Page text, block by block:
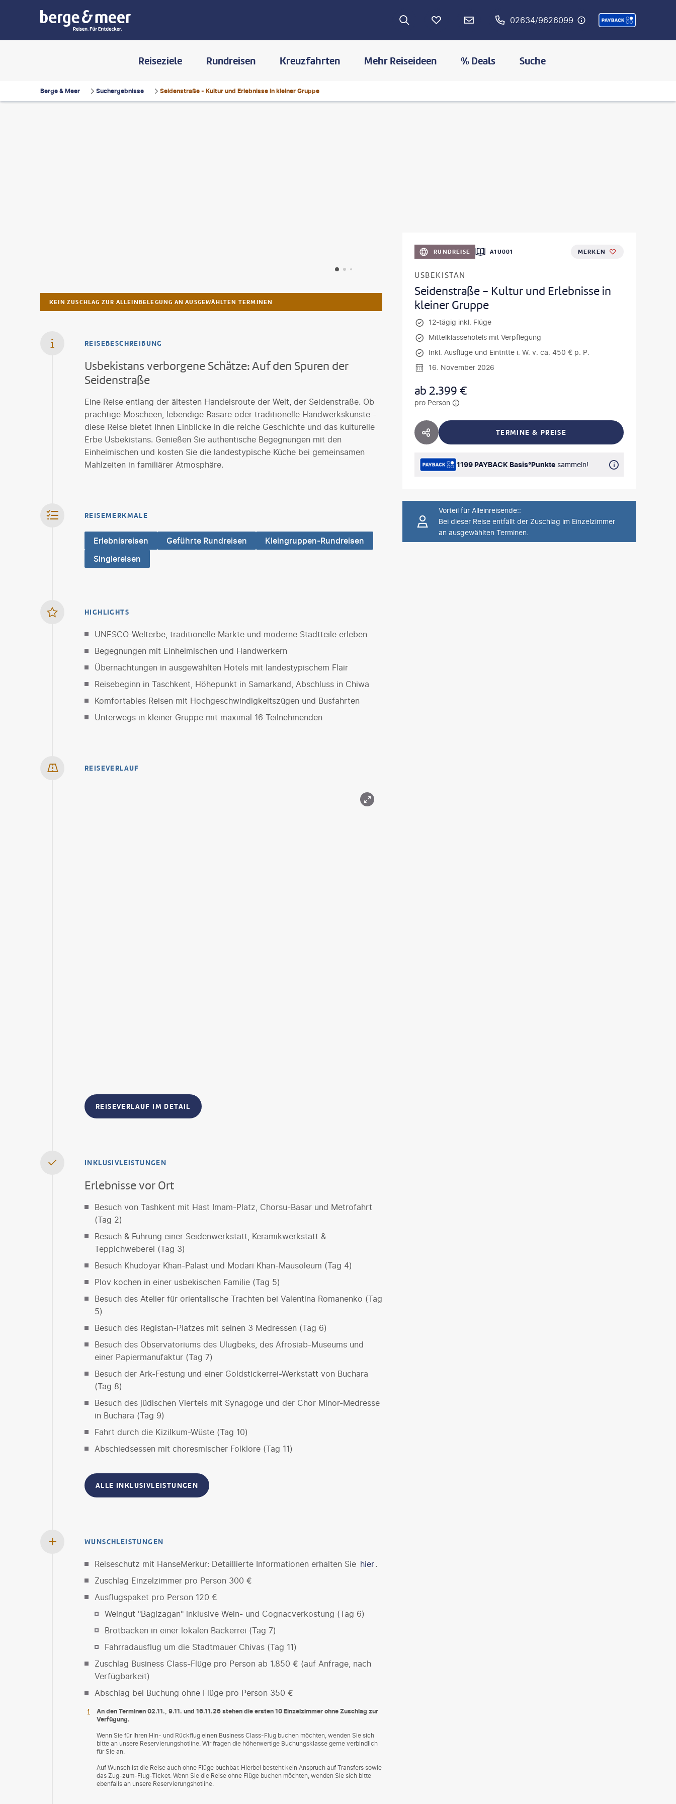
02634/9626099
Reiseziele Rundreisen Kreuzfahrten Mehr Reiseideen % Deals Suche
Berge & Meer Suchergebnisse Seidenstraße - Kultur und Erlebnisse in kleiner Gruppe
RUNDREISE A1U001 MERKEN
USBEKISTAN
Seidenstraße - Kultur und Erlebnisse in
kleiner Gruppe
12-tägig inkl. Flüge
Mittelklassehotels mit Verpflegung
Inkl. Ausflüge und Eintritte i. W. v. ca. 450 € p. P.
16. November 2026
ab2.399 €
pro Person
HOTEL TEILEN TERMINE & PREISE
1199 PAYBACK Basis°Punkte sammeln!
Vorteil für Alleinreisende::
Bei dieser Reise entfällt der Zuschlag im Einzelzimmer
an ausgewählten Terminen.
KEIN ZUSCHLAG ZUR ALLEINBELEGUNG AN AUSGEWÄHLTEN TERMINEN
REISEBESCHREIBUNG
Usbekistans verborgene Schätze: Auf den Spuren der
Seidenstraße
Eine Reise entlang der ältesten Handelsroute der Welt, der Seidenstraße. Ob
prächtige Moscheen, lebendige Basare oder traditionelle Handwerkskünste -
diese Reise bietet Ihnen Einblicke in die reiche Geschichte und das kulturelle
Erbe Usbekistans. Genießen Sie authentische Begegnungen mit den
Einheimischen und kosten Sie die landestypische Küche bei gemeinsamen
Mahlzeiten in familiärer Atmosphäre.
REISEMERKMALE
Erlebnisreisen Geführte Rundreisen
Kleingruppen-Rundreisen
Singlereisen
HIGHLIGHTS
UNESCO-Welterbe, traditionelle Märkte und moderne Stadtteile erleben
Begegnungen mit Einheimischen und Handwerkern
Übernachtungen in ausgewählten Hotels mit landestypischem Flair
Reisebeginn in Taschkent, Höhepunkt in Samarkand, Abschluss in Chiwa
Komfortables Reisen mit Hochgeschwindigkeitszügen und Busfahrten
Unterwegs in kleiner Gruppe mit maximal 16 Teilnehmenden
REISEVERLAUF
REISEVERLAUF IM DETAIL
INKLUSIVLEISTUNGEN
Erlebnisse vor Ort
Besuch von Tashkent mit Hast Imam-Platz, Chorsu-Basar und Metrofahrt
(Tag 2)
Besuch & Führung einer Seidenwerkstatt, Keramikwerkstatt &
Teppichweberei (Tag 3)
Besuch Khudoyar Khan-Palast und Modari Khan-Mausoleum (Tag 4)
Plov kochen in einer usbekischen Familie (Tag 5)
Besuch des Atelier für orientalische Trachten bei Valentina Romanenko (Tag
5)
Besuch des Registan-Platzes mit seinen 3 Medressen (Tag 6)
Besuch des Observatoriums des Ulugbeks, des Afrosiab-Museums und
einer Papiermanufaktur (Tag 7)
Besuch der Ark-Festung und einer Goldstickerrei-Werkstatt von Buchara
(Tag 8)
Besuch des jüdischen Viertels mit Synagoge und der Chor Minor-Medresse
in Buchara (Tag 9)
Fahrt durch die Kizilkum-Wüste (Tag 10)
Abschiedsessen mit choresmischer Folklore (Tag 11)
ALLE INKLUSIVLEISTUNGEN
WUNSCHLEISTUNGEN
Reiseschutz mit HanseMerkur: Detaillierte Informationen erhalten Sie hier .
Zuschlag Einzelzimmer pro Person 300 €
Ausflugspaket pro Person 120 €
Weingut "Bagizagan" inklusive Wein- und Cognacverkostung (Tag 6)
Brotbacken in einer lokalen Bäckerrei (Tag 7)
Fahrradausflug um die Stadtmauer Chivas (Tag 11)
Zuschlag Business Class-Flüge pro Person ab 1.850 € (auf Anfrage, nach
Verfügbarkeit)
Abschlag bei Buchung ohne Flüge pro Person 350 €
An den Terminen 02.11., 9.11. und 16.11.26 stehen die ersten 10 Einzelzimmer ohne Zuschlag zur
Verfügung.
Wenn Sie für Ihren Hin- und Rückflug einen Business Class-Flug buchen möchten, wenden Sie sich
bitte an unsere Reservierungshotline. Wir fragen die höherwertige Buchungsklasse gerne verbindlich
für Sie an.
Auf Wunsch ist die Reise auch ohne Flüge buchbar. Hierbei besteht kein Anspruch auf Transfers sowie
das Zug-zum-Flug-Ticket. Wenn Sie die Reise ohne Flüge buchen möchten, wenden Sie sich bitte
ebenfalls an unsere Reservierungshotline.